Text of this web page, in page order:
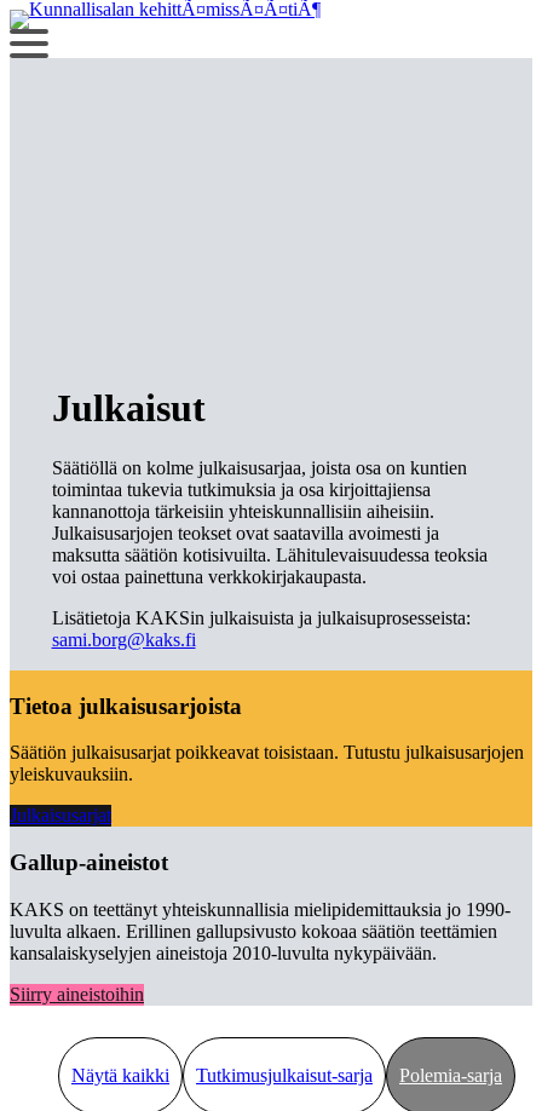
Siirry
sisältöön
Julkaisut
Säätiöllä on kolme julkaisusarjaa, joista osa on kuntien
toimintaa tukevia tutkimuksia ja osa kirjoittajiensa
kannanottoja tärkeisiin yhteiskunnallisiin aiheisiin.
Julkaisusarjojen teokset ovat saatavilla avoimesti ja
maksutta säätiön kotisivuilta. Lähitulevaisuudessa teoksia
voi ostaa painettuna verkkokirjakaupasta.
Lisätietoja KAKSin julkaisuista ja julkaisuprosesseista:
sami.borg@kaks.fi
Tietoa julkaisusarjoista
Säätiön julkaisusarjat poikkeavat toisistaan. Tutustu julkaisusarjojen
yleiskuvauksiin.
Julkaisusarjat
Gallup-aineistot
KAKS on teettänyt yhteiskunnallisia mielipidemittauksia jo 1990-
luvulta alkaen. Erillinen gallupsivusto kokoaa säätiön teettämien
kansalaiskyselyjen aineistoja 2010-luvulta nykypäivään.
Siirry aineistoihin
Näytä kaikki Tutkimusjulkaisut-sarja Polemia-sarja